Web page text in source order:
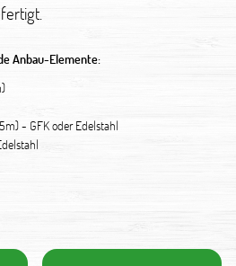
Anbau-Elemente:
- GFK oder Edelstahl